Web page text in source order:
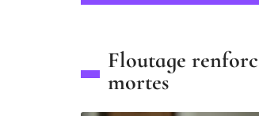
Floutage
mortes